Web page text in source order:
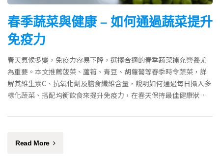
春季蔬菜與健康 – 如何通過蔬菜提升
免疫力
春天氣候多變，免疫力容易下降，選擇合適的春季蔬菜補充營養尤
為重要。本文推薦菠菜、蘆筍、青豆、胡蘿蔔等春季時令蔬菜，詳
解其維生素C、抗氧化劑及膳食纖維含量，說明如何通過每日攝入多
樣化蔬菜、搭配均衡飲食來提升免疫力，在春天保持最佳健康狀
Read More